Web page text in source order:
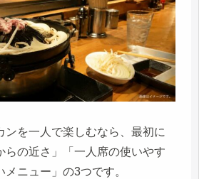
ンを一人で楽しむなら、最初に
らの近さ」「一人席の使いやす
ニュー」の3つです。